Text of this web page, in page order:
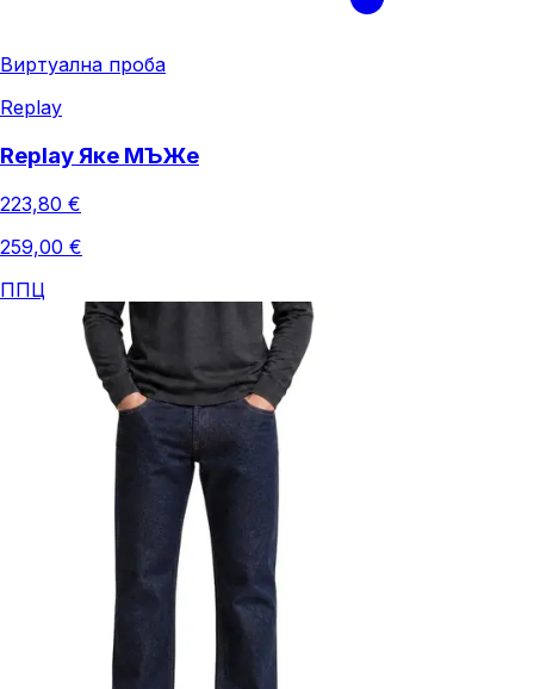
Виртуална проба
Replay
Replay Яке МЪЖe
223,80 €
259,00 €
ППЦ